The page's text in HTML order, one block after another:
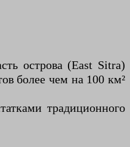
острова (East Sitra)
более чем на 100 км²
традиционного